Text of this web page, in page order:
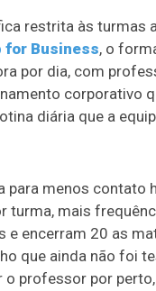
restrita às turmas
for Business, o
por dia, com
corporativo
diária que a
para menos contato
turma, mais
e encerram 20 as
que ainda não foi
professor por